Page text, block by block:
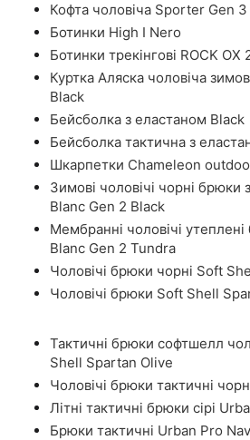
Кофта чоловіча Sporter Gen
Ботинки High I Nero
Ботинки трекінгові ROCK OX
Куртка Аляска чоловіча
Black
Бейсболка з еластаном Black
Бейсболка тактична з
Шкарпетки Chameleon
Зимові чоловічі чорні брюки
Blanc Gen 2 Black
Мембранні чоловічі
Blanc Gen 2 Tundra
Чоловічі брюки чорні Soft
Чоловічі брюки Soft Shell
Тактичні брюки софтшелл
Shell Spartan Olive
Чоловічі брюки тактичні
Літні тактичні брюки сірі
Брюки тактичні Urban Pro